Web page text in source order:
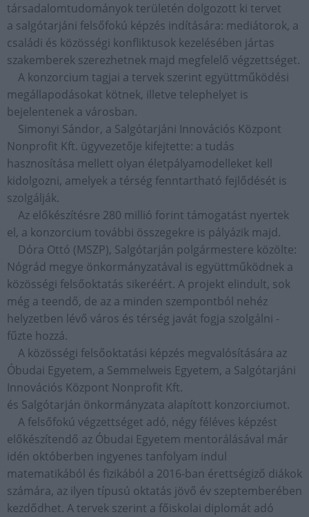
társadalomtudományok területén dolgozott ki tervet
a salgótarjáni felsőfokú képzés indítására: mediátorok, a
családi és közösségi konfliktusok kezelésében jártas
szakemberek szerezhetnek majd megfelelő végzettséget.
A konzorcium tagjai a tervek szerint együttműködési
megállapodásokat kötnek, illetve telephelyet is
bejelentenek a városban.
Simonyi Sándor, a Salgótarjáni Innovációs Központ
Nonprofit Kft. ügyvezetője kifejtette: a tudás
hasznosítása mellett olyan életpályamodelleket kell
kidolgozni, amelyek a térség fenntartható fejlődését is
szolgálják.
Az előkészítésre 280 millió forint támogatást nyertek
el, a konzorcium további összegekre is pályázik majd.
Dóra Ottó (MSZP), Salgótarján polgármestere közölte:
Nógrád megye önkormányzatával is együttműködnek a
közösségi felsőoktatás sikeréért. A projekt elindult, sok
még a teendő, de az a minden szempontból nehéz
helyzetben lévő város és térség javát fogja szolgálni -
fűzte hozzá.
A közösségi felsőoktatási képzés megvalósítására az
Óbudai Egyetem, a Semmelweis Egyetem, a Salgótarjáni
Innovációs Központ Nonprofit Kft.
és Salgótarján önkormányzata alapított konzorciumot.
A felsőfokú végzettséget adó, négy féléves képzést
előkészítendő az Óbudai Egyetem mentorálásával már
idén októberben ingyenes tanfolyam indul
matematikából és fizikából a 2016-ban érettségiző diákok
számára, az ilyen típusú oktatás jövő év szeptemberében
kezdődhet. A tervek szerint a főiskolai diplomát adó